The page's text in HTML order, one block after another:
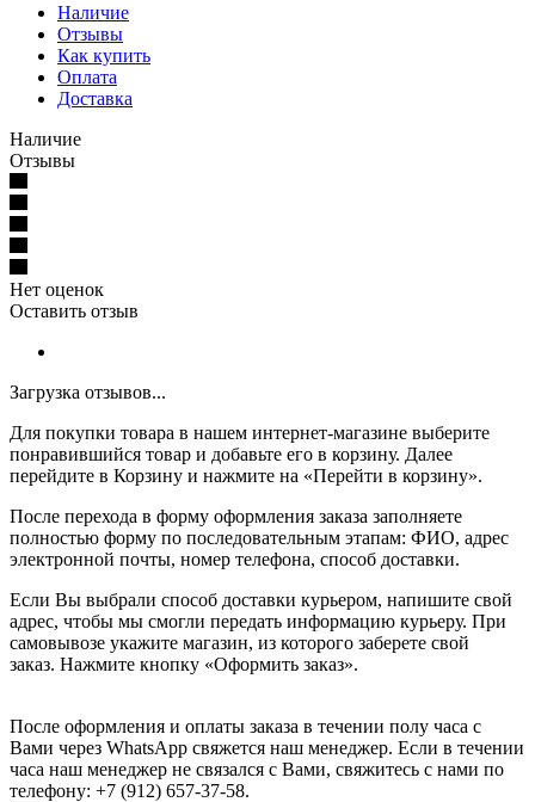
Наличие
Отзывы
Как купить
Оплата
Доставка
Наличие
Отзывы
Нет оценок
Оставить отзыв
Загрузка отзывов...
Для покупки товара в нашем интернет-магазине выберите
понравившийся товар и добавьте его в корзину. Далее
перейдите в Корзину и нажмите на «Перейти в корзину».
После перехода в форму оформления заказа заполняете
полностью форму по последовательным этапам: ФИО, адрес
электронной почты, номер телефона, способ доставки.
Если Вы выбрали способ доставки курьером, напишите свой
адрес, чтобы мы смогли передать информацию курьеру. При
самовывозе укажите магазин, из которого заберете свой
заказ. Нажмите кнопку «Оформить заказ».
После оформления и оплаты заказа в течении полу часа с
Вами через WhatsApp свяжется наш менеджер. Если в течении
часа наш менеджер не связался с Вами, свяжитесь с нами по
телефону: +7 (912) 657-37-58.